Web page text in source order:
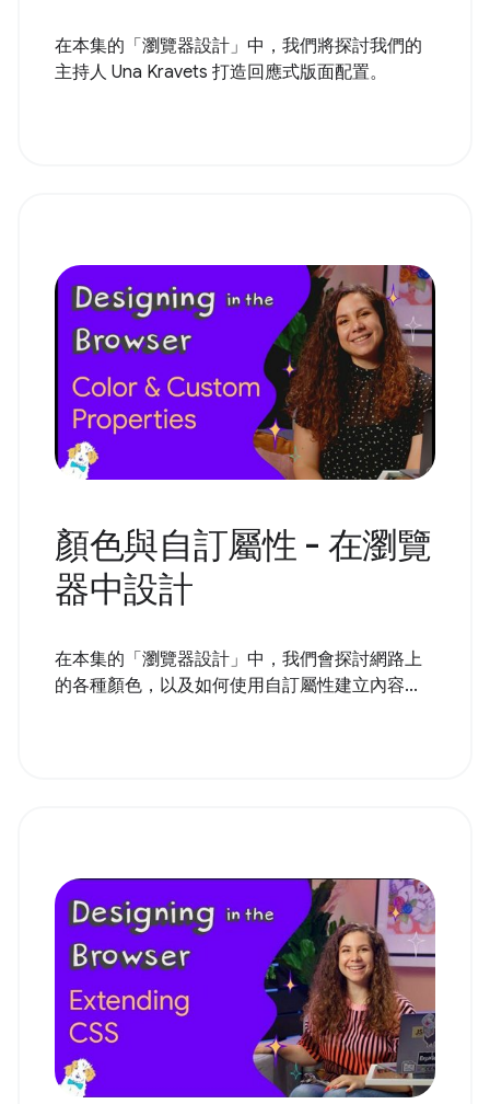
在本集的「瀏覽器設計」中，我們將探討我們的
主持人 Una Kravets 打造回應式版面配置。
顏色與自訂屬性 - 在瀏覽
器中設計
在本集的「瀏覽器設計」中，我們會探討網路上
的各種顏色，以及如何使用自訂屬性建立內容...